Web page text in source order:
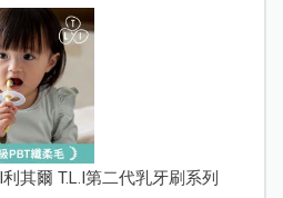
利其爾 T.L.I第二代乳牙刷系列